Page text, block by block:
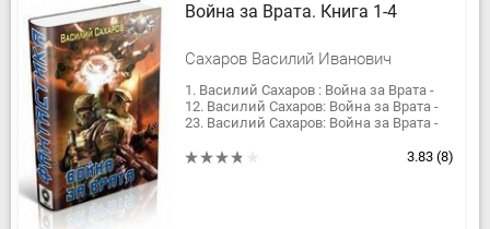
Война за Врата. Книга 1-4
Сахаров Василий Иванович
1. Василий Сахаров : Война за Врата -
12. Василий Сахаров: Война за Врата -
23. Василий Сахаров: Война за Врата -
4За много миров...
3.83 (8)